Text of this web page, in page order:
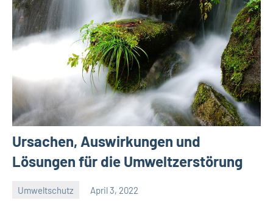
Ursachen, Auswirkungen und
Lösungen für die Umweltzerstörung
Umweltschutz April 3, 2022